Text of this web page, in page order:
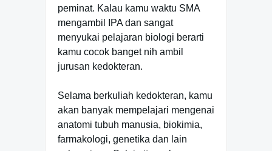
peminat. Kalau kamu waktu SMA
mengambil IPA dan sangat
menyukai pelajaran biologi berarti
kamu cocok banget nih ambil
jurusan kedokteran.
Selama berkuliah kedokteran, kamu
akan banyak mempelajari mengenai
anatomi tubuh manusia, biokimia,
farmakologi, genetika dan lain